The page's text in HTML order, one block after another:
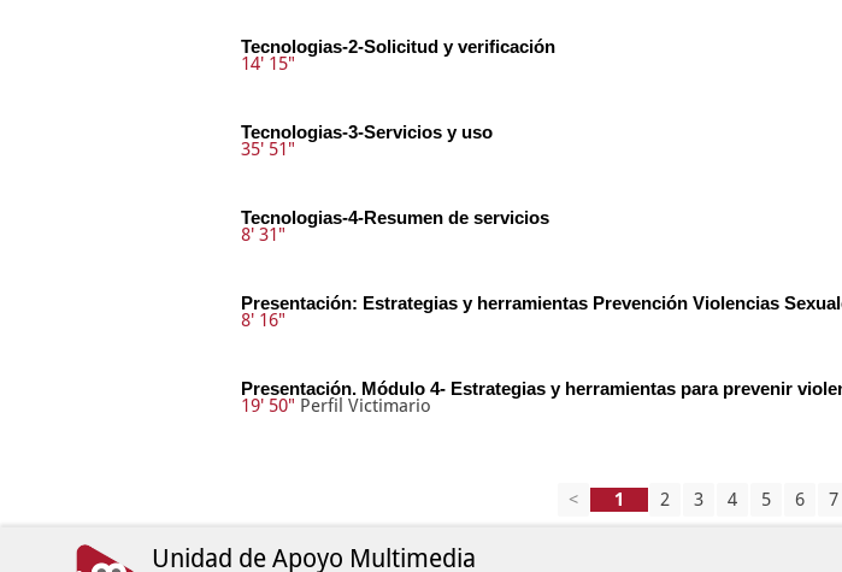
Tecnologias-2-Solicitud y verificación
14' 15"
Tecnologias-3-Servicios y uso
35' 51"
Tecnologias-4-Resumen de servicios
8' 31"
Presentación: Estrategias y herramientas Prevención Violencias
8' 16"
Presentación. Módulo 4- Estrategias y herramientas para prevenir
19' 50" Perfil Victimario
< 2 3 4 5 6 7
Unidad de Apoyo Multimedia